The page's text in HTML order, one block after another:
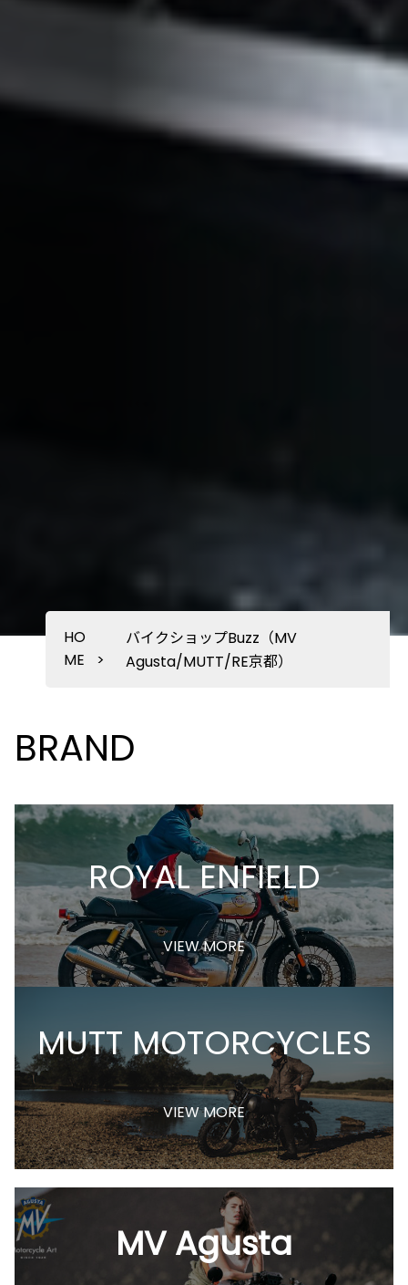
HO
ME
>
バイクショップBuzz（MV
Agusta/MUTT/RE京都）
BRAND
ROYAL ENFIELD
VIEW MORE
MUTT MOTORCYCLES
VIEW MORE
MV Agusta